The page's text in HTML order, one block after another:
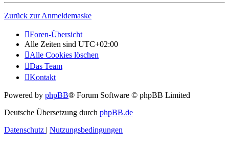
Zurück zur Anmeldemaske
Foren-Übersicht
Alle Zeiten sind UTC+02:00
Alle Cookies löschen
Das Team
Kontakt
Powered by phpBB® Forum Software © phpBB Limited
Deutsche Übersetzung durch phpBB.de
Datenschutz | Nutzungsbedingungen